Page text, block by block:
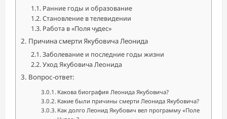
Ранние годы и образование
Становление в телевидении
Работа в «Поля чудес»
Причина смерти Якубовича Леонида
Заболевание и последние годы жизни
Уход Якубовича Леонида
Вопрос-ответ:
Какова биография Леонида Якубовича?
Какие были причины смерти Леонида Якубовича?
Как долго Леонид Якубович вел программу «Поле